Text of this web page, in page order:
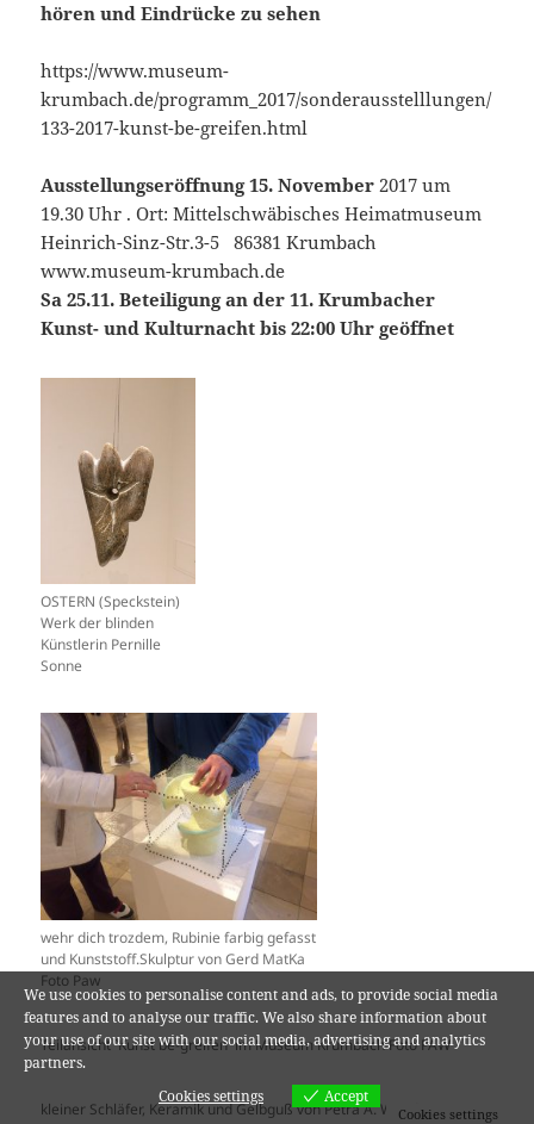
hören und Eindrücke zu sehen
https://www.museum-
krumbach.de/programm_2017/sonderausstelllungen/
133-2017-kunst-be-greifen.html
Ausstellungseröffnung 15. November 2017 um
19.30 Uhr . Ort: Mittelschwäbisches Heimatmuseum
Heinrich-Sinz-Str.3-5 86381 Krumbach
www.museum-krumbach.de
Sa 25.11. Beteiligung an der 11. Krumbacher
Kunst- und Kulturnacht bis 22:00 Uhr geöffnet
OSTERN (Speckstein)
Werk der blinden
Künstlerin Pernille
Sonne
wehr dich trozdem, Rubinie farbig gefasst
und Kunststoff.Skulptur von Gerd MatKa
Foto Paw
Teilansicht `Kunst be-greifen´ im Museum Krumbach Foto PAW
kleiner Schläfer, Keramik und Gelbguß von Petra A. Wende
We use cookies to personalise content and ads, to provide social media
features and to analyse our traffic. We also share information about
your use of our site with our social media, advertising and analytics
partners.
Cookies settings
Accept
Cookies settings